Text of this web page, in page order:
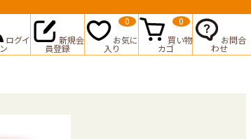
ログイ
ン
新規会
員登録
お気に
入り
0
買い物
カゴ
0
お問合
わせ